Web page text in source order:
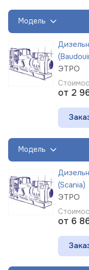
Модель
ЭТРО
от 2
Модель
(Scania)
ЭТРО
от 6